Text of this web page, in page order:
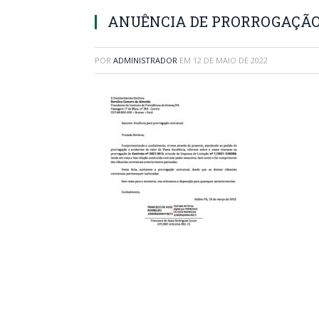
ANUÊNCIA DE
POR ADMINISTRADOR EM 12 DE MAIO DE 2022